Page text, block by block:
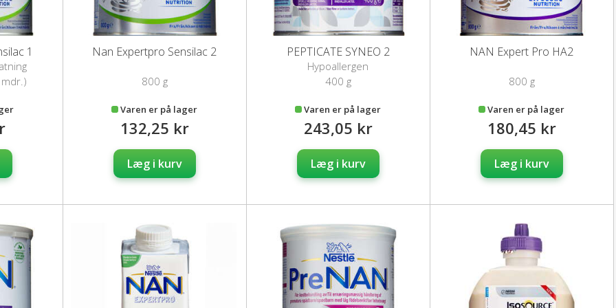
1 Nan Expertpro Sensilac 2
800 g
Varen er på lager
132,25 kr
Læg i kurv
PEPTICATE SYNEO 2
Hypoallergen
modermælkserstatning
400 g
Varen er på lager
243,05 kr
Læg i kurv
NAN Expert Pro HA2
800 g
Varen er på lager
180,45 kr
Læg i kurv